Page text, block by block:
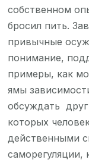
собственном
бросил пить.
привычные
понимание,
примеры, как
ямы
обсуждать
которых
действенными
саморегуляции,